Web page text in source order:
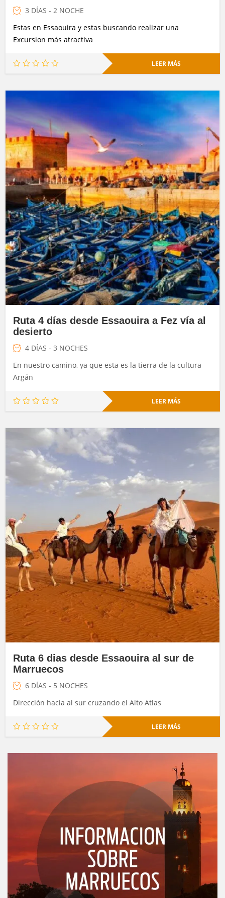
3 DÍAS - 2 NOCHE
Estas en Essaouira y estas buscando realizar una
Excursion más atractiva
LEER MÁS
Ruta 4 días desde Essaouira a Fez vía al
desierto
4 DÍAS - 3 NOCHES
En nuestro camino, ya que esta es la tierra de la cultura
Argán
LEER MÁS
Ruta 6 dias desde Essaouira al sur de
Marruecos
6 DÍAS - 5 NOCHES
Dirección hacia al sur cruzando el Alto Atlas
LEER MÁS